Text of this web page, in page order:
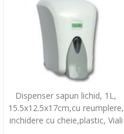
Dispenser sapun lichid, 1L,
15.5x12.5x17cm,cu reumplere,
inchidere cu cheie,plastic, Viali